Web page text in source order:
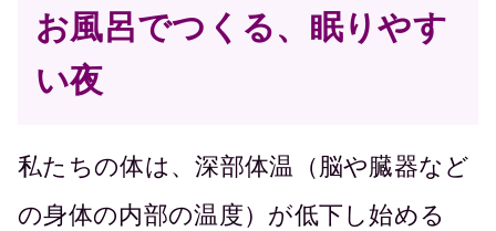
お風呂でつくる、眠りやす
い夜
私たちの体は、深部体温（脳や臓器など
の身体の内部の温度）が低下し始める